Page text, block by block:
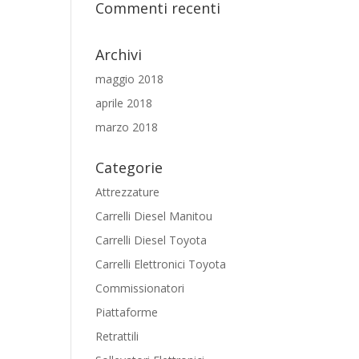
Commenti recenti
Archivi
maggio 2018
aprile 2018
marzo 2018
Categorie
Attrezzature
Carrelli Diesel Manitou
Carrelli Diesel Toyota
Carrelli Elettronici Toyota
Commissionatori
Piattaforme
Retrattili